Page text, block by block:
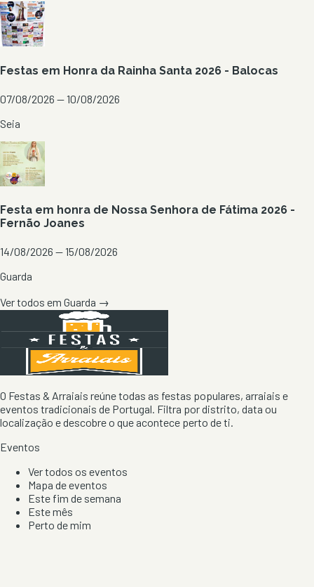
Festas em Honra da Rainha Santa 2026 - Balocas
07/08/2026 — 10/08/2026
Seia
Festa em honra de Nossa Senhora de Fátima 2026 -
Fernão Joanes
14/08/2026 — 15/08/2026
Guarda
Ver todos em Guarda →
O Festas & Arraiais reúne todas as festas populares, arraiais e
eventos tradicionais de Portugal. Filtra por distrito, data ou
localização e descobre o que acontece perto de ti.
Eventos
Ver todos os eventos
Mapa de eventos
Este fim de semana
Este mês
Perto de mim